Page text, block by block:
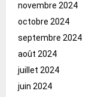
novembre 2024
octobre 2024
septembre 2024
août 2024
juillet 2024
juin 2024